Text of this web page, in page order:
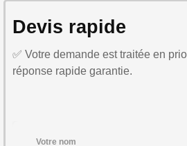
Devis rapide
✅ Votre demande est traitée en
réponse rapide garantie.
Votre nom